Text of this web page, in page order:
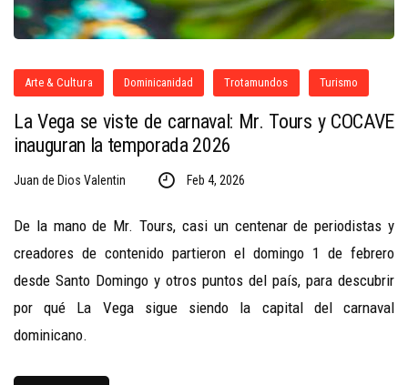
Arte & Cultura Dominicanidad Trotamundos Turismo
La Vega se viste de carnaval: Mr. Tours y COCAVE
inauguran la temporada 2026
Juan de Dios Valentin Feb 4, 2026
De la mano de Mr. Tours, casi un centenar de periodistas y
creadores de contenido partieron el domingo 1 de febrero
desde Santo Domingo y otros puntos del país, para descubrir
por qué La Vega sigue siendo la capital del carnaval
dominicano.